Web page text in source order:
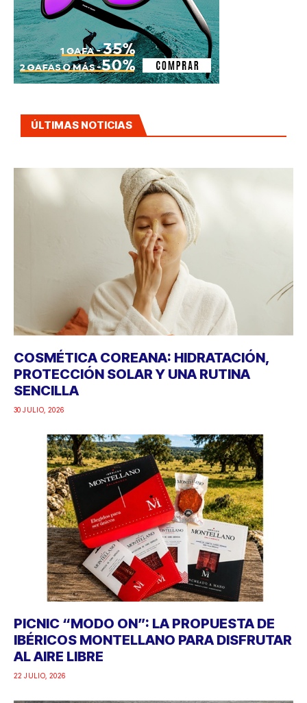
ÚLTIMAS NOTICIAS
COSMÉTICA COREANA: HIDRATACIÓN,
PROTECCIÓN SOLAR Y UNA RUTINA
SENCILLA
30 JULIO, 2026
PICNIC “MODO ON”: LA PROPUESTA DE
IBÉRICOS MONTELLANO PARA DISFRUTAR
AL AIRE LIBRE
22 JULIO, 2026